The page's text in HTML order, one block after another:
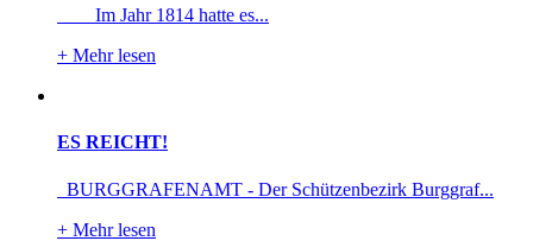
Im Jahr 1814 hatte es...
+ Mehr lesen
ES REICHT!
BURGGRAFENAMT - Der Schützenbezirk Burggraf...
+ Mehr lesen